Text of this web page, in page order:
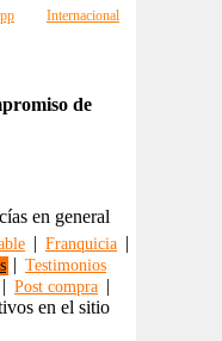
Internacional
de
en general
| Franquicia |
| Testimonios
| Post compra |
en el sitio